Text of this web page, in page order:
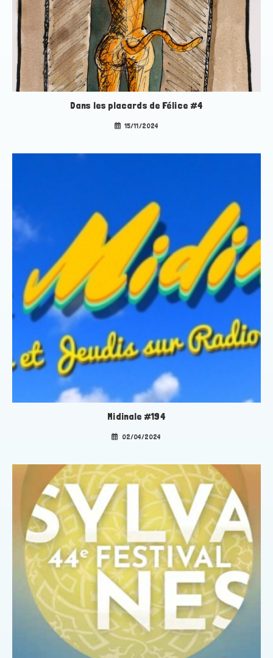
Dans les placards de Félice #4
15/11/2024
Midinale #194
02/04/2024